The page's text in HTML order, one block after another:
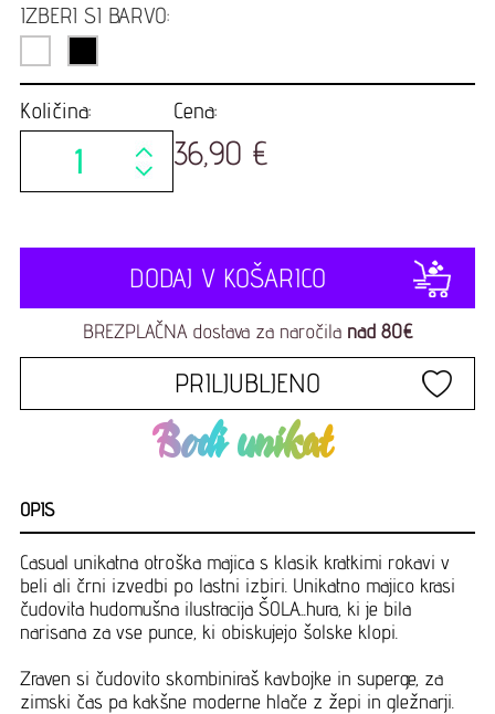
IZBERI SI BARVO:
Količina: Cena:
36,90 €
DODAJ V KOŠARICO
BREZPLAČNA dostava za naročila nad 80€
PRILJUBLJENO
Bodi unikat
OPIS
Casual unikatna otroška majica s klasik kratkimi rokavi v
beli ali črni izvedbi po lastni izbiri. Unikatno majico krasi
čudovita hudomušna ilustracija ŠOLA...hura, ki je bila
narisana za vse punce, ki obiskujejo šolske klopi.
Zraven si čudovito skombiniraš kavbojke in superge, za
zimski čas pa kakšne moderne hlače z žepi in gležnarji.